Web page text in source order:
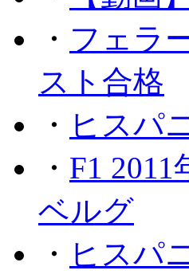
・ フェラ
スト合格
・ ヒスパ
・ F1
ベルグ
・ ヒスパ